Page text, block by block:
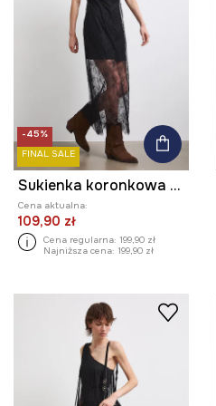
-45%
FINAL SALE
Sukienka koronkowa w kwiaty
Cena aktualna:
109,90 zł
Cena regularna: 199,90 zł
Najniższa cena: 199,90 zł